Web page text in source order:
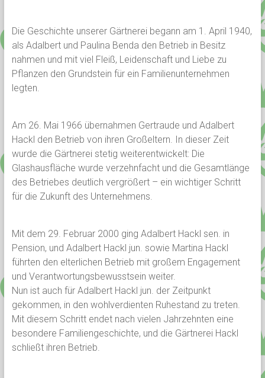
Die Geschichte unserer Gärtnerei begann am 1. April 1940,
als Adalbert und Paulina Benda den Betrieb in Besitz
nahmen und mit viel Fleiß, Leidenschaft und Liebe zu
Pflanzen den Grundstein für ein Familienunternehmen
legten.
Am 26. Mai 1966 übernahmen Gertraude und Adalbert
Hackl den Betrieb von ihren Großeltern. In dieser Zeit
wurde die Gärtnerei stetig weiterentwickelt: Die
Glashausfläche wurde verzehnfacht und die Gesamtlänge
des Betriebes deutlich vergrößert – ein wichtiger Schritt
für die Zukunft des Unternehmens.
Mit dem 29. Februar 2000 ging Adalbert Hackl sen. in
Pension, und Adalbert Hackl jun. sowie Martina Hackl
führten den elterlichen Betrieb mit großem Engagement
und Verantwortungsbewusstsein weiter.
Nun ist auch für Adalbert Hackl jun. der Zeitpunkt
gekommen, in den wohlverdienten Ruhestand zu treten.
Mit diesem Schritt endet nach vielen Jahrzehnten eine
besondere Familiengeschichte, und die Gärtnerei Hackl
schließt ihren Betrieb.